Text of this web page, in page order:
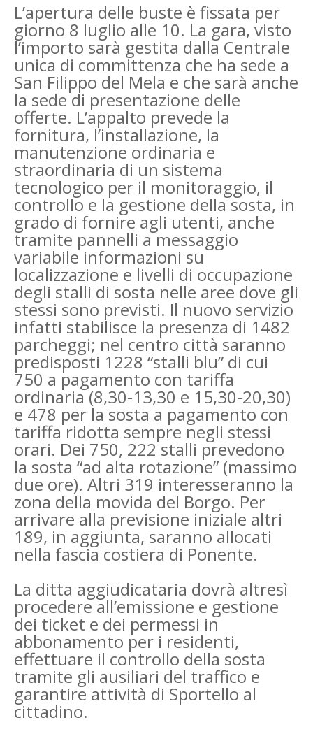
L’apertura delle buste è fissata per
giorno 8 luglio alle 10. La gara, visto
l’importo sarà gestita dalla Centrale
unica di committenza che ha sede a
San Filippo del Mela e che sarà anche
la sede di presentazione delle
offerte. L’appalto prevede la
fornitura, l’installazione, la
manutenzione ordinaria e
straordinaria di un sistema
tecnologico per il monitoraggio, il
controllo e la gestione della sosta, in
grado di fornire agli utenti, anche
tramite pannelli a messaggio
variabile informazioni su
localizzazione e livelli di occupazione
degli stalli di sosta nelle aree dove gli
stessi sono previsti. Il nuovo servizio
infatti stabilisce la presenza di 1482
parcheggi; nel centro città saranno
predisposti 1228 “stalli blu” di cui
750 a pagamento con tariffa
ordinaria (8,30-13,30 e 15,30-20,30)
e 478 per la sosta a pagamento con
tariffa ridotta sempre negli stessi
orari. Dei 750, 222 stalli prevedono
la sosta “ad alta rotazione” (massimo
due ore). Altri 319 interesseranno la
zona della movida del Borgo. Per
arrivare alla previsione iniziale altri
189, in aggiunta, saranno allocati
nella fascia costiera di Ponente.
La ditta aggiudicataria dovrà altresì
procedere all’emissione e gestione
dei ticket e dei permessi in
abbonamento per i residenti,
effettuare il controllo della sosta
tramite gli ausiliari del traffico e
garantire attività di Sportello al
cittadino.